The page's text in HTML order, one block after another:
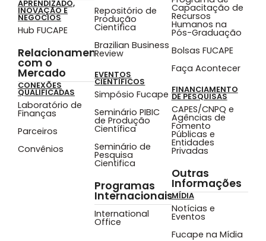
APRENDIZADO,
INOVAÇÃO E
NEGÓCIOS
Hub FUCAPE
Relacionamento
com o
Mercado
CONEXÕES
QUALIFICADAS
Laboratório de
Finanças
Parceiros
Convênios
Repositório de
Produção
Científica
Brazilian Business
Review
EVENTOS
CIENTÍFICOS
Simpósio Fucape
Seminário PIBIC
de Produção
Científica
Seminário de
Pesquisa
Cientifica
Programas
Internacionais
International
Office
Capacitação de
Recursos
Humanos na
Pós-Graduação
Bolsas FUCAPE
Faça Acontecer
FINANCIAMENTO
DE PESQUISAS
CAPES/CNPQ e
Agências de
Fomento
Públicas e
Entidades
Privadas
Outras
Informações
MÍDIA
Notícias e
Eventos
Fucape na Mídia